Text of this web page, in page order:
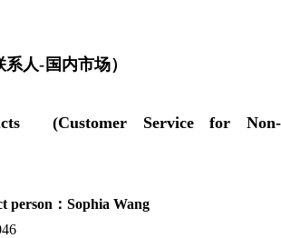
售联系人-国内市场）
(Customer Service for Non-
: 王小姐
：Sophia Wang
:13229441046